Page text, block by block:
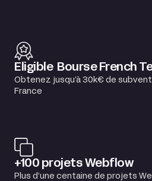
Eligible Bourse French
Obtenez jusqu’à 30k€ de
France
+100 projets Webflow
Plus d’une centaine de projets